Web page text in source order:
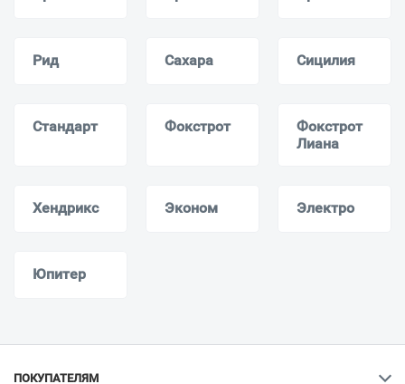
Рид Сахара Сицилия
Стандарт Фокстрот
Фокстрот
Лиана
Хендрикс Эконом Электро
Юпитер
ПОКУПАТЕЛЯМ